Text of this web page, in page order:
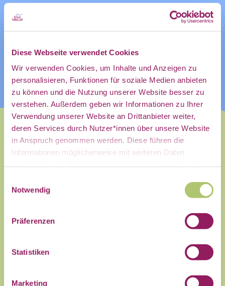
Diese Webseite verwendet Cookies
Wir verwenden Cookies, um Inhalte und Anzeigen zu
personalisieren, Funktionen für soziale Medien anbieten
zu können und die Nutzung unserer Website besser zu
verstehen. Außerdem geben wir Informationen zu Ihrer
Verwendung unserer Website an Drittanbieter weiter,
deren Services durch Nutzer*innen über unsere Website
in Anspruch genommen werden. Diese führen die
Informationen möglicherweise mit weiteren Daten
haben.
Notwendig
Präferenzen
Statistiken
Marketing
Dieses Event wurde zuerst auf
unserer Community Plattform
der Angaben auf der angegebenen
des CDL
direkt in
mein
persönliches
Postfach:
Name